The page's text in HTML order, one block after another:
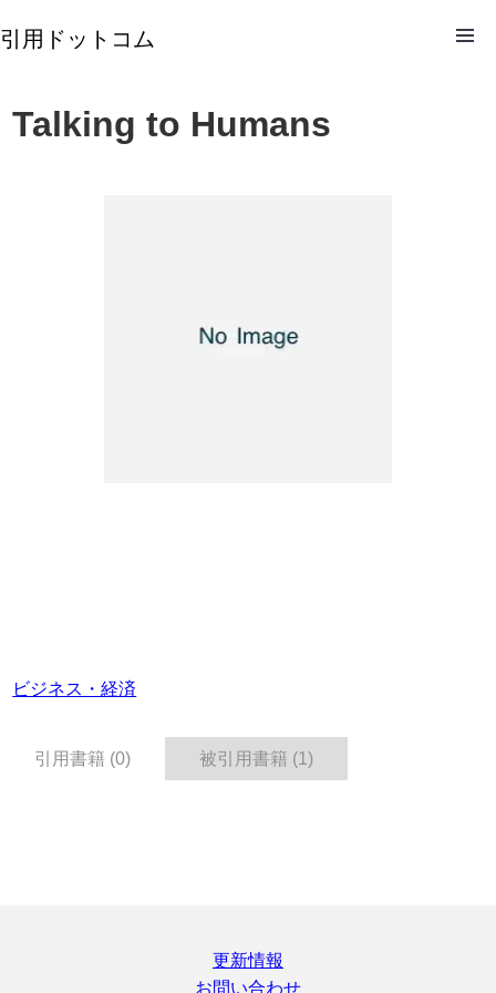
引用ドットコム
Talking to Humans
ビジネス・経済
引用書籍 (0) 被引用書籍 (1)
更新情報
お問い合わせ